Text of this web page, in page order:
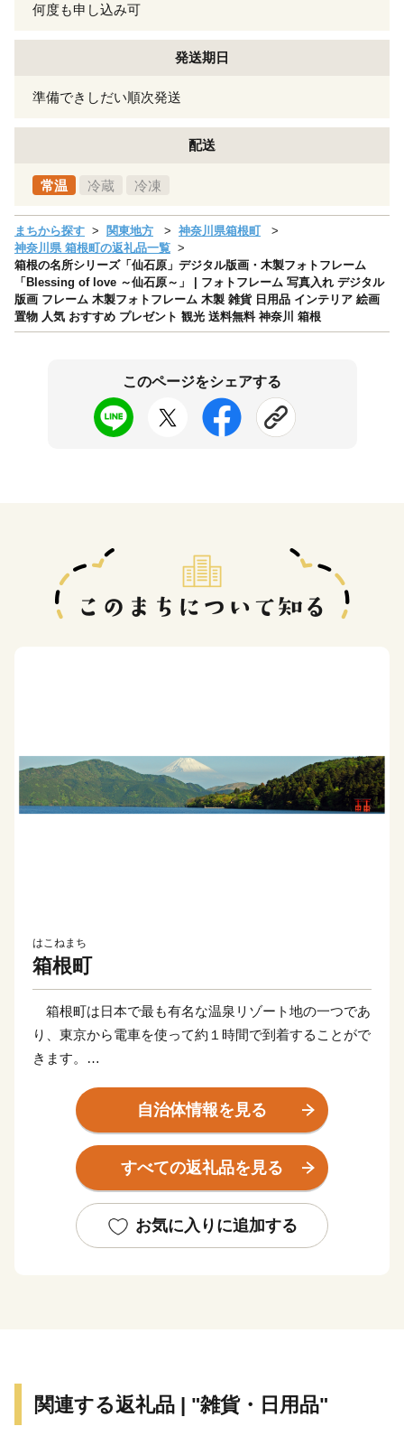
何度も申し込み可
発送期日
準備できしだい順次発送
配送
常温 冷蔵 冷凍
まちから探す 関東地方
神奈川県箱根町
神奈川県 箱根町の返礼品一覧
箱根の名所シリーズ「仙石原」デジタル版画・木製フォトフレーム
「Blessing of love ～仙石原～」 | フォトフレーム 写真入れ デジタル
版画 フレーム 木製フォトフレーム 木製 雑貨 日用品 インテリア 絵画
置物 人気 おすすめ プレゼント 観光 送料無料 神奈川 箱根
このページをシェアする
はこねまち
箱根町
箱根町は日本で最も有名な温泉リゾート地の一つであ
り、東京から電車を使って約１時間で到着することがで
きます。
のアクセスも非常に良く、東京、京都、大阪、富士山な
ど日本で人気の観光地を周遊する旅の滞在地として便利
な立地にあります。
そのため、国内外から毎年2000万人を超える観光客が
文化遺産にも登録されている富士山を近くに見ることも
出来ます。
根旧街道や伝統工芸品など、様々な魅力を持つ一大リゾ
自治体情報を見る
すべての返礼品を見る
お気に入りに追加する
関連する返礼品 | "雑貨・日用品"